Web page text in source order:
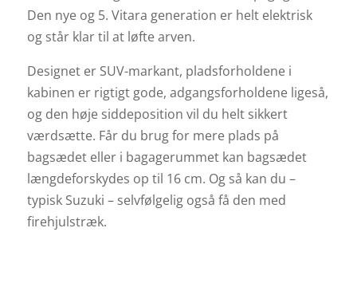
Den nye og 5. Vitara generation er helt elektrisk
og står klar til at løfte arven.
Designet er SUV-markant, pladsforholdene i
kabinen er rigtigt gode, adgangsforholdene ligeså,
og den høje siddeposition vil du helt sikkert
værdsætte. Får du brug for mere plads på
bagsædet eller i bagagerummet kan bagsædet
længdeforskydes op til 16 cm. Og så kan du –
typisk Suzuki – selvfølgelig også få den med
firehjulstræk.